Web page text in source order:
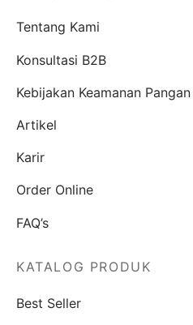
Tentang Kami
Konsultasi B2B
Kebijakan Keamanan Pangan
Artikel
Karir
Order Online
FAQ’s
KATALOG PRODUK
Best Seller